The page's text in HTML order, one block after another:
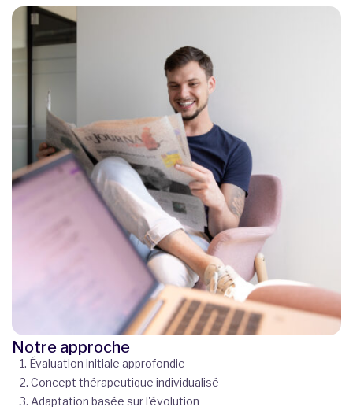
Notre approche
1. Évaluation initiale approfondie
2. Concept thérapeutique individualisé
3. Adaptation basée sur l'évolution